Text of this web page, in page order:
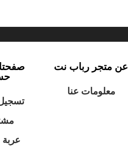
عن متجر رباب نت
معلومات عنا